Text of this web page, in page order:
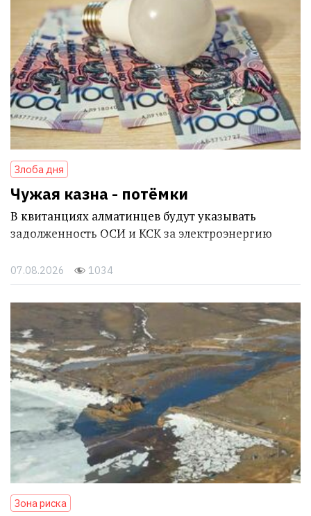
Злоба дня
Чужая казна - потёмки
В квитанциях алматинцев будут указывать
задолженность ОСИ и КСК за электроэнергию
07.08.2026 1034
Зона риска